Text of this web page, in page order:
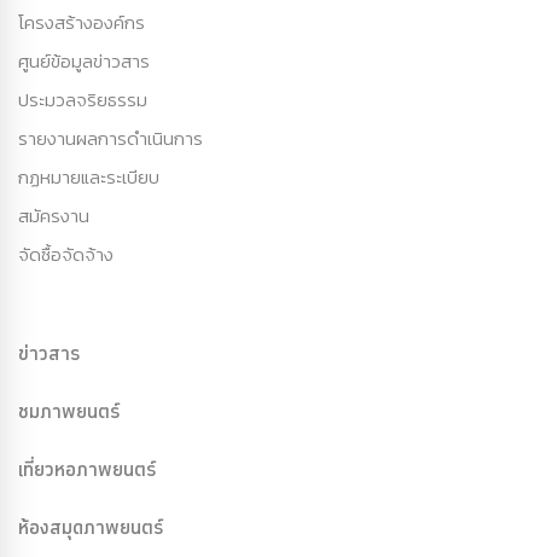
โครงสร้างองค์กร
ศูนย์ข้อมูลข่าวสาร
ประมวลจริยธรรม
รายงานผลการดำเนินการ
กฏหมายและระเบียบ
สมัครงาน
จัดซื้อจัดจ้าง
ข่าวสาร
ชมภาพยนตร์
เที่ยวหอภาพยนตร์
ห้องสมุดภาพยนตร์